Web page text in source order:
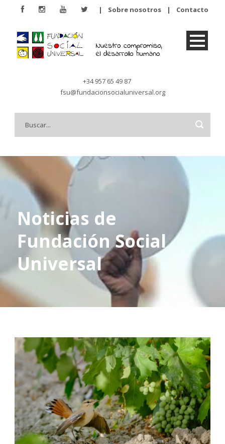
| Sobre nosotros | Contacto
+34 957 65 49 87
fsu@fundacionsocialuniversal.org
Noticias de
Fundación Social
Universal